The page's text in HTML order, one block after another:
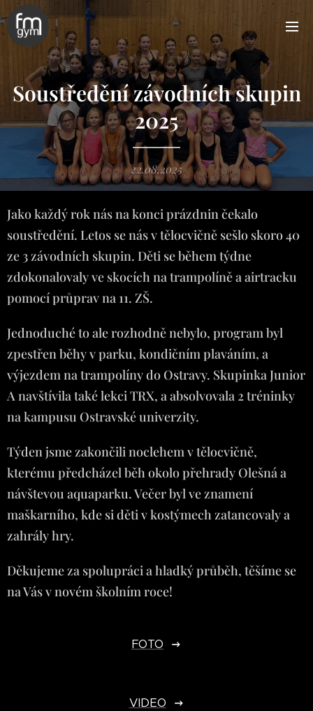
Soustředění závodních skupin
2025
22.08.2025
Jako každý rok nás na konci prázdnin čekalo
soustředění. Letos se nás v tělocvičně sešlo skoro 40
ze 3 závodních skupin. Děti se během týdne
zdokonalovaly ve skocích na trampolíně a airtracku
pomocí průprav na 11. ZŠ.
Jednoduché to ale rozhodně nebylo, program byl
zpestřen běhy v parku, kondičním plaváním, a
výjezdem na trampolíny do Ostravy. Skupinka Junior
A navštívila také lekci TRX, a absolvovala 2 tréninky
na kampusu Ostravské univerzity.
Týden jsme zakončili noclehem v tělocvičně,
kterému předcházel běh okolo přehrady Olešná a
návštevou aquaparku. Večer byl ve znamení
maškarního, kde si děti v kostýmech zatancovaly a
zahrály hry.
Děkujeme za spolupráci a hladký průběh, těšíme se
na Vás v novém školním roce!
FOTO
VIDEO